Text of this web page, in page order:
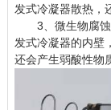
发式冷凝器散热，
3、微生物腐蚀
发式冷凝器的内壁
还会产生弱酸性物